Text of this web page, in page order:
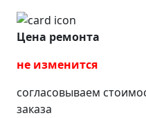
Цена ремонта
не изменится
согласовываем
заказа